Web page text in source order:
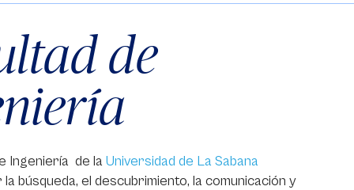
de
Ingeniería de laUniversidad de La Sabana
búsqueda, el descubrimiento, la comunicación y